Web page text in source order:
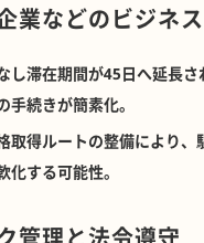
業などのビジネ
し滞在期間が45日へ延長さ
手続きが簡素化。
取得ルートの整備により、
化する可能性。